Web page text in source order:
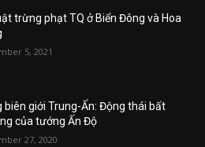
trừng phạt TQ ở Biển Đông và Hoa
5, 2021
biên giới Trung-Ấn: Động thái bất
của tướng Ấn Độ
27, 2020